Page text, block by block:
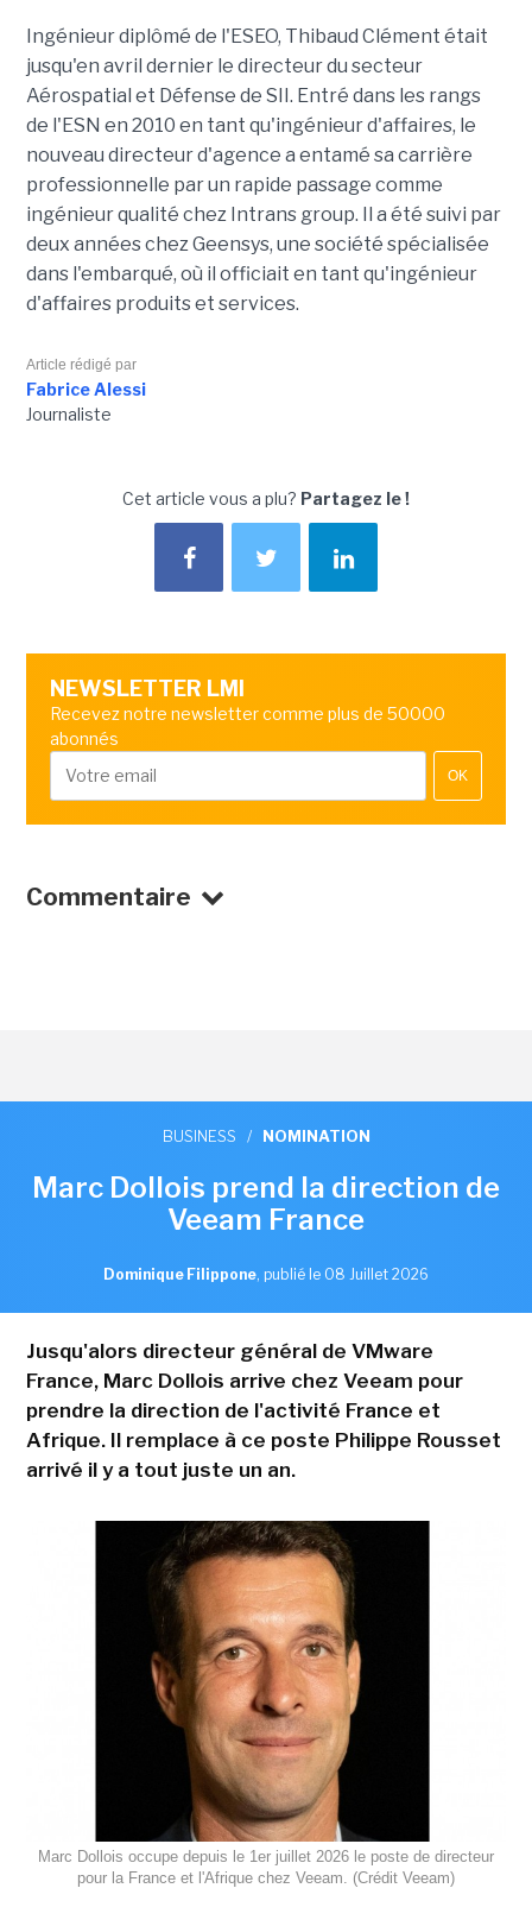
Ingénieur diplômé de l'ESEO, Thibaud Clément était
jusqu'en avril dernier le directeur du secteur
Aérospatial et Défense de SII. Entré dans les rangs
de l'ESN en 2010 en tant qu'ingénieur d'affaires, le
nouveau directeur d'agence a entamé sa carrière
professionnelle par un rapide passage comme
ingénieur qualité chez Intrans group. Il a été suivi par
deux années chez Geensys, une société spécialisée
dans l'embarqué, où il officiait en tant qu'ingénieur
d'affaires produits et services.
Article rédigé par
Fabrice Alessi
Journaliste
Cet article vous a plu? Partagez le !
NEWSLETTER LMI
Recevez notre newsletter comme plus de 50000
abonnés
OK
Commentaire
BUSINESS / NOMINATION
Marc Dollois prend la direction de
Veeam France
Dominique Filippone, publié le 08 Juillet 2026
Jusqu'alors directeur général de VMware
France, Marc Dollois arrive chez Veeam pour
prendre la direction de l'activité France et
Afrique. Il remplace à ce poste Philippe Rousset
arrivé il y a tout juste un an.
Marc Dollois occupe depuis le 1er juillet 2026 le poste de directeur
pour la France et l'Afrique chez Veeam. (Crédit Veeam)